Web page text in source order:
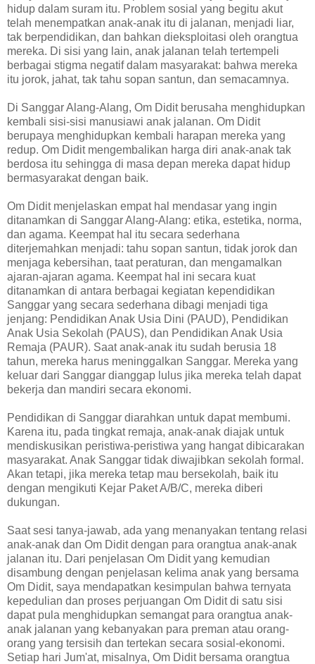
hidup dalam suram itu. Problem sosial yang begitu akut
telah menempatkan anak-anak itu di jalanan, menjadi liar,
tak berpendidikan, dan bahkan dieksploitasi oleh orangtua
mereka. Di sisi yang lain, anak jalanan telah tertempeli
berbagai stigma negatif dalam masyarakat: bahwa mereka
itu jorok, jahat, tak tahu sopan santun, dan semacamnya.
Di Sanggar Alang-Alang, Om Didit berusaha menghidupkan
kembali sisi-sisi manusiawi anak jalanan. Om Didit
berupaya menghidupkan kembali harapan mereka yang
redup. Om Didit mengembalikan harga diri anak-anak tak
berdosa itu sehingga di masa depan mereka dapat hidup
bermasyarakat dengan baik.
Om Didit menjelaskan empat hal mendasar yang ingin
ditanamkan di Sanggar Alang-Alang: etika, estetika, norma,
dan agama. Keempat hal itu secara sederhana
diterjemahkan menjadi: tahu sopan santun, tidak jorok dan
menjaga kebersihan, taat peraturan, dan mengamalkan
ajaran-ajaran agama. Keempat hal ini secara kuat
ditanamkan di antara berbagai kegiatan kependidikan
Sanggar yang secara sederhana dibagi menjadi tiga
jenjang: Pendidikan Anak Usia Dini (PAUD), Pendidikan
Anak Usia Sekolah (PAUS), dan Pendidikan Anak Usia
Remaja (PAUR). Saat anak-anak itu sudah berusia 18
tahun, mereka harus meninggalkan Sanggar. Mereka yang
keluar dari Sanggar dianggap lulus jika mereka telah dapat
bekerja dan mandiri secara ekonomi.
Pendidikan di Sanggar diarahkan untuk dapat membumi.
Karena itu, pada tingkat remaja, anak-anak diajak untuk
mendiskusikan peristiwa-peristiwa yang hangat dibicarakan
masyarakat. Anak Sanggar tidak diwajibkan sekolah formal.
Akan tetapi, jika mereka tetap mau bersekolah, baik itu
dengan mengikuti Kejar Paket A/B/C, mereka diberi
dukungan.
Saat sesi tanya-jawab, ada yang menanyakan tentang relasi
anak-anak dan Om Didit dengan para orangtua anak-anak
jalanan itu. Dari penjelasan Om Didit yang kemudian
disambung dengan penjelasan kelima anak yang bersama
Om Didit, saya mendapatkan kesimpulan bahwa ternyata
kepedulian dan proses perjuangan Om Didit di satu sisi
dapat pula menghidupkan semangat para orangtua anak-
anak jalanan yang kebanyakan para preman atau orang-
orang yang tersisih dan tertekan secara sosial-ekonomi.
Setiap hari Jum'at, misalnya, Om Didit bersama orangtua